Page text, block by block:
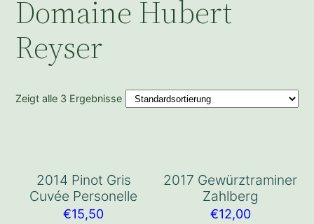
Domaine Hubert
Reyser
Zeigt alle 3 Ergebnisse
2014 Pinot Gris
Cuvée Personelle
€15,50
2017 Gewürztraminer
Zahlberg
€12,00